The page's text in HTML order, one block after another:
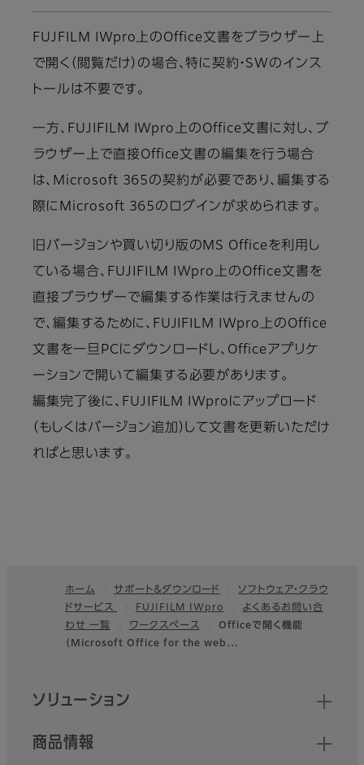
FUJFILM IWpro上のOffice文書をブラウザー上
で開く（閲覧だけ）の場合、特に契約・SWのインス
トールは不要です。
一方、FUJIFILM IWpro上のOffice文書に対し、ブ
ラウザー上で直接Office文書の編集を行う場合
は、Microsoft 365の契約が必要であり、編集する
際にMicrosoft 365のログインが求められます。
旧バージョンや買い切り版のMS Officeを利用し
ている場合、FUJIFILM IWpro上のOffice文書を
直接ブラウザーで編集する作業は行えませんの
で、編集するために、FUJIFILM IWpro上のOffice
文書を一旦PCにダウンロードし、Officeアプリケ
ーションで開いて編集する必要があります。
編集完了後に、FUJIFILM IWproにアップロード
（もしくはバージョン追加）して文書を更新いただけ
ればと思います。
フッター
ホーム サポート＆ダウンロード
ソフトウェア・クラウ
ドサービス
FUJIFILM IWpro
よくあるお問い合
わせ 一覧
ワークスペース
Officeで開く機能
（Microsoft Office for the web…
クイックリンク
ソリューション
商品情報